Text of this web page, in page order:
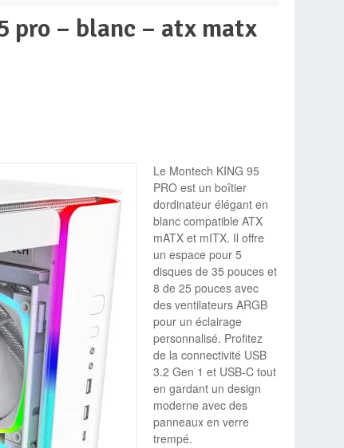
Ecran PC
Le Montech KING 95
PRO est un boîtier
dordinateur élégant en
blanc compatible ATX
mATX et mITX. Il offre
un espace pour 5
disques de 35 pouces et
8 de 25 pouces avec
des ventilateurs ARGB
pour un éclairage
personnalisé. Profitez
de la connectivité USB
3.2 Gen 1 et USB-C tout
en gardant un design
moderne avec des
panneaux en verre
trempé.